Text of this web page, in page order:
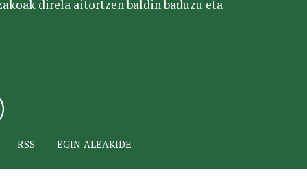
direla aitortzen baldin baduzu eta
RSS EGIN ALEAKIDE